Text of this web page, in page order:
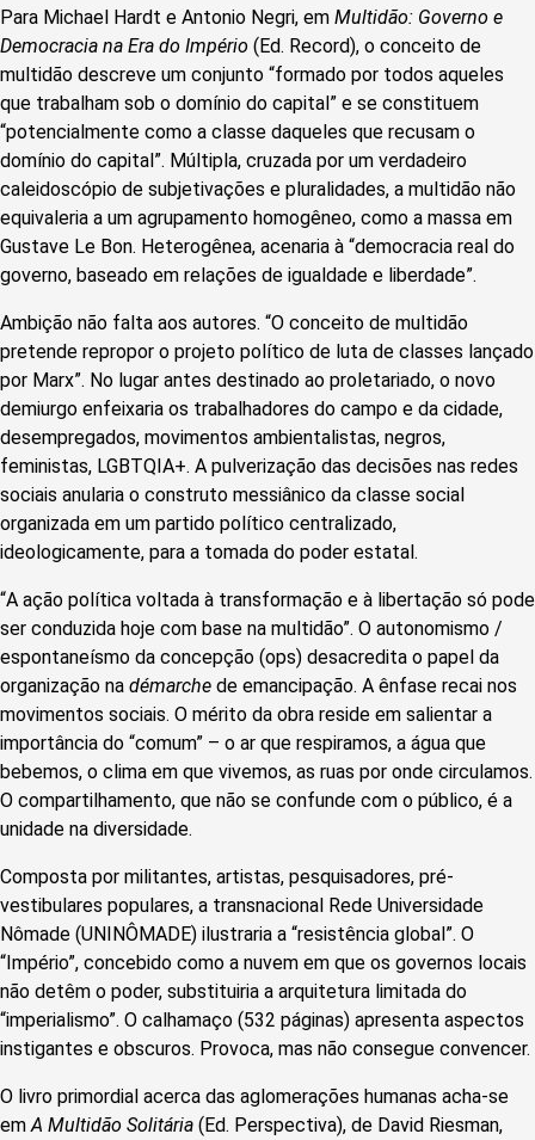
Para Michael Hardt e Antonio Negri, em Multidão: Governo e
Democracia na Era do Império (Ed. Record), o conceito de
multidão descreve um conjunto “formado por todos aqueles
que trabalham sob o domínio do capital” e se constituem
“potencialmente como a classe daqueles que recusam o
domínio do capital”. Múltipla, cruzada por um verdadeiro
caleidoscópio de subjetivações e pluralidades, a multidão não
equivaleria a um agrupamento homogêneo, como a massa em
Gustave Le Bon. Heterogênea, acenaria à “democracia real do
governo, baseado em relações de igualdade e liberdade”.
Ambição não falta aos autores. “O conceito de multidão
pretende repropor o projeto político de luta de classes lançado
por Marx”. No lugar antes destinado ao proletariado, o novo
demiurgo enfeixaria os trabalhadores do campo e da cidade,
desempregados, movimentos ambientalistas, negros,
feministas, LGBTQIA+. A pulverização das decisões nas redes
sociais anularia o construto messiânico da classe social
organizada em um partido político centralizado,
ideologicamente, para a tomada do poder estatal.
“A ação política voltada à transformação e à libertação só pode
ser conduzida hoje com base na multidão”. O autonomismo /
espontaneísmo da concepção (ops) desacredita o papel da
organização na démarche de emancipação. A ênfase recai nos
movimentos sociais. O mérito da obra reside em salientar a
importância do “comum” – o ar que respiramos, a água que
bebemos, o clima em que vivemos, as ruas por onde circulamos.
O compartilhamento, que não se confunde com o público, é a
unidade na diversidade.
Composta por militantes, artistas, pesquisadores, pré-
vestibulares populares, a transnacional Rede Universidade
Nômade (UNINÔMADE) ilustraria a “resistência global”. O
“Império”, concebido como a nuvem em que os governos locais
não detêm o poder, substituiria a arquitetura limitada do
“imperialismo”. O calhamaço (532 páginas) apresenta aspectos
instigantes e obscuros. Provoca, mas não consegue convencer.
O livro primordial acerca das aglomerações humanas acha-se
emA Multidão Solitária (Ed. Perspectiva), de David Riesman,